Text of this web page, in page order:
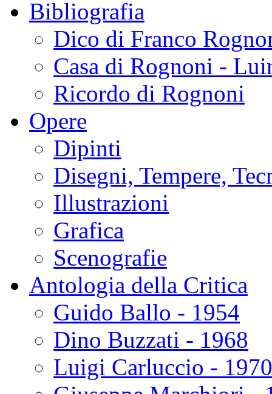
Bibliografia
Dico di Franco
Casa di Rognoni -
Ricordo di Rognoni
Opere
Dipinti
Disegni, Tempere,
Illustrazioni
Grafica
Scenografie
Antologia della Critica
Guido Ballo - 1954
Dino Buzzati - 1968
Luigi Carluccio - 1970